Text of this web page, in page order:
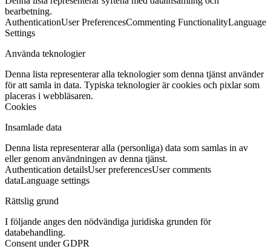
bearbetning.
AuthenticationUser PreferencesCommenting FunctionalityLanguage
Settings
Använda teknologier
Denna lista representerar alla teknologier som denna tjänst använder
för att samla in data. Typiska teknologier är cookies och pixlar som
placeras i webbläsaren.
Cookies
Insamlade data
Denna lista representerar alla (personliga) data som samlas in av
eller genom användningen av denna tjänst.
Authentication detailsUser preferencesUser comments
dataLanguage settings
Rättslig grund
I följande anges den nödvändiga juridiska grunden för
databehandling.
Consent under GDPR